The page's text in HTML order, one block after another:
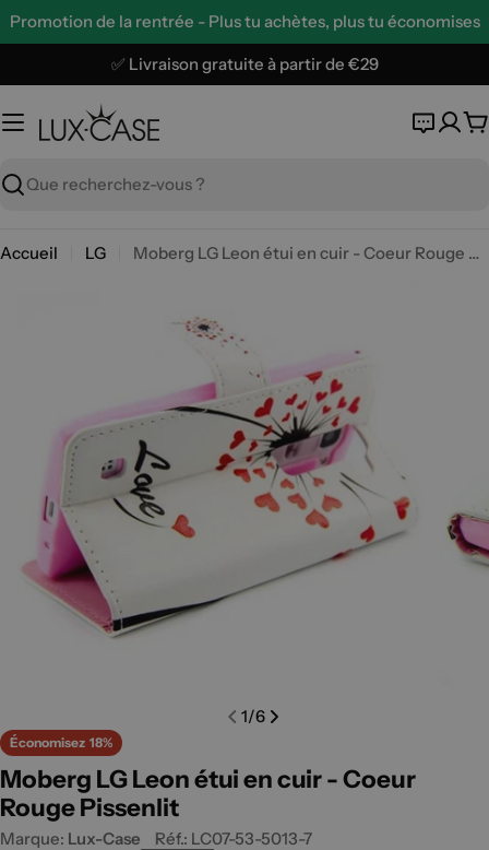
AllerPromotion de la rentrée - Plus tu achètes, plus tu économises
✅ Livraison gratuite à partir de €29
Recherche
Accueil LG Moberg LG Leon étui en cuir - Coeur Rouge Pissenlit
Ouvrir le média 0 en fenêtre modale
1/6
Économisez 18%
Moberg LG Leon étui en cuir - Coeur
Rouge Pissenlit
Marque: Lux-Case Réf.: LC07-53-5013-7